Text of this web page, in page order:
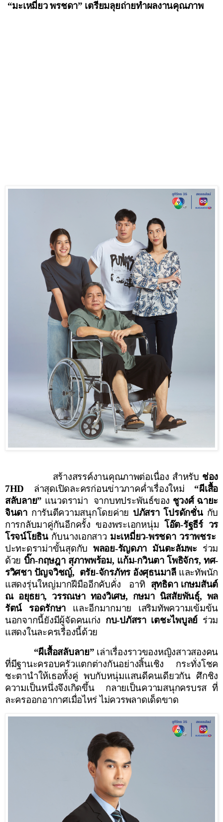
“มะเหมี่ยว พรชดา” เตรียมลุยถ่ายทำผลงานคุณภาพ
สร้างสรรค์งานคุณภาพต่อเนื่อง สำหรับ ช่อง
7HD ล่าสุดเปิดละครก่อนข่าวภาคค่ำเรื่องใหม่ “ผีเสื้อ
สลับลาย” แนวดราม่า จากบทประพันธ์ของ ชูวงศ์ ฉายะ
จินดาการันตีความสนุกโดยค่าย ปภัสรา โปรดักชั่น กับ
การกลับมาคู่กันอีกครั้ง ของพระเอกหนุ่ม โอ๊ต-รัฐธีร์ วร
โรจน์โยธิน กับนางเอกสาว มะเหมี่ยว-พรชดา วราพชระ
ปะทะดราม่าขั้นสุดกับ พลอย-รัญดภา มันตะลัมพะ ร่วม
ด้วย บิ๊ก-กฤษฎา สุภาพพร้อม, แก้ม-กวินตา โพธิจักร, ทศ-
รวิศชา ปัญจวิชญ์, ตรัย-จักรภัทร อังศุธนมาลี และทัพนัก
แสดงรุ่นใหญ่มากฝีมืออีกคับคั่ง
อาทิ
สุทธิดา เกษมสันต์
ณ อยุธยา, วรรณษา ทองวิเศษ, กษมา นิสสัยพันธุ์, พล
รัตน์ รอดรักษา และอีกมากมาย
เสริมทัพความเข้มข้น
นอกจากนี้ยังมีผู้จัดคนเก่ง กบ-ปภัสรา เตชะไพบูลย์ ร่วม
แสดงในละครเรื่องนี้ด้วย
“ผีเสื้อสลับลาย” เล่าเรื่องราวของหญิงสาวสองคน
ที่มีฐานะครอบครัวแตกต่างกันอย่างสิ้นเชิง กระทั่งโชค
ชะตานำให้เธอทั้งคู่ พบกับหนุ่มแสนดีคนเดียวกัน ศึกชิง
ความเป็นหนึ่งจึงเกิดขึ้น
กลายเป็นความสนุกครบรส ที่
ละครออกอากาศเมื่อไหร่ ไม่ควรพลาดเด็ดขาด